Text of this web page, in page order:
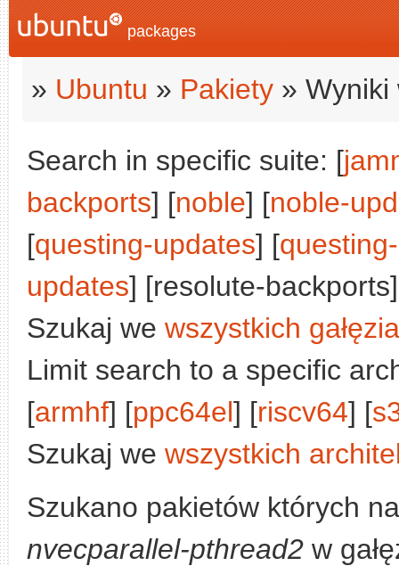
packages
» Ubuntu » Pakiety » Wyniki
Search in specific suite: [
backports] [noble] [noble-
[questing-updates] [
updates] [resolute-
Szukaj we wszystkich
Limit search to a specific
[armhf] [ppc64el] [riscv64] [
Szukaj we wszystkich
Szukano pakietów których
nvecparallel-pthread2 w